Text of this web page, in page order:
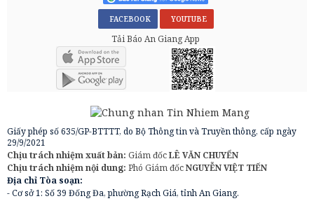
FACEBOOK YOUTUBE
Tải Báo An Giang App
Giấy phép số 635/GP-BTTTT, do Bộ Thông tin và Truyền thông, cấp ngày
29/9/2021
Chịu trách nhiệm xuất bản: Giám đốcLÊ VĂN CHUYỂN
Chịu trách nhiệm nội dung: Phó Giám đốcNGUYỄN VIỆT TIẾN
Địa chỉ Tòa soạn:
- Cơ sở 1: Số 39 Đống Đa, phường Rạch Giá, tỉnh An Giang.